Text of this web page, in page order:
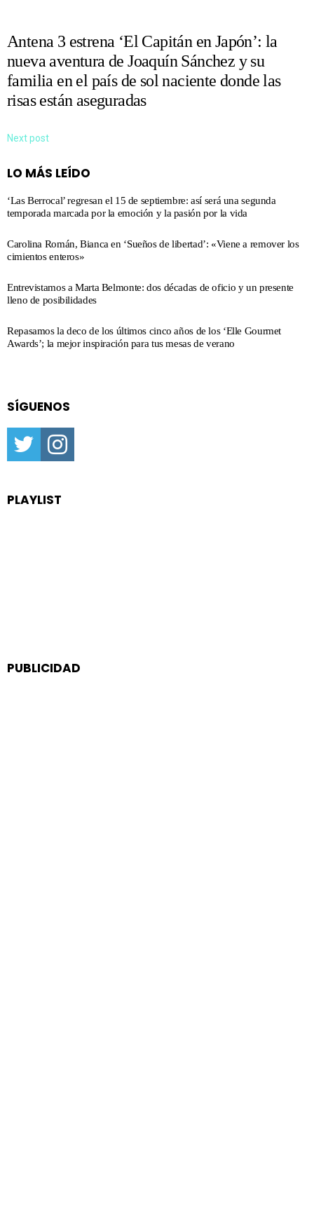
Antena 3 estrena ‘El Capitán en Japón’: la
nueva aventura de Joaquín Sánchez y su
familia en el país de sol naciente donde las
risas están aseguradas
Next post
LO MÁS LEÍDO
‘Las Berrocal’ regresan el 15 de septiembre: así será una segunda
temporada marcada por la emoción y la pasión por la vida
Carolina Román, Bianca en ‘Sueños de libertad’: «Viene a remover los
cimientos enteros»
Entrevistamos a Marta Belmonte: dos décadas de oficio y un presente
lleno de posibilidades
Repasamos la deco de los últimos cinco años de los ‘Elle Gourmet
Awards’; la mejor inspiración para tus mesas de verano
SÍGUENOS
twitter instagram
PLAYLIST
PUBLICIDAD